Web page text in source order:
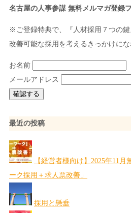
名古屋の人事参謀 無料メルマガ登録
※ご登録特典で、『人材採用７つの鍵
改善可能な採用を考えるきっかけにな
お名前
メールアドレス
最近の投稿
【経営者様向け】2025年11
ーク採用＋求人票改善」
採用と懸垂